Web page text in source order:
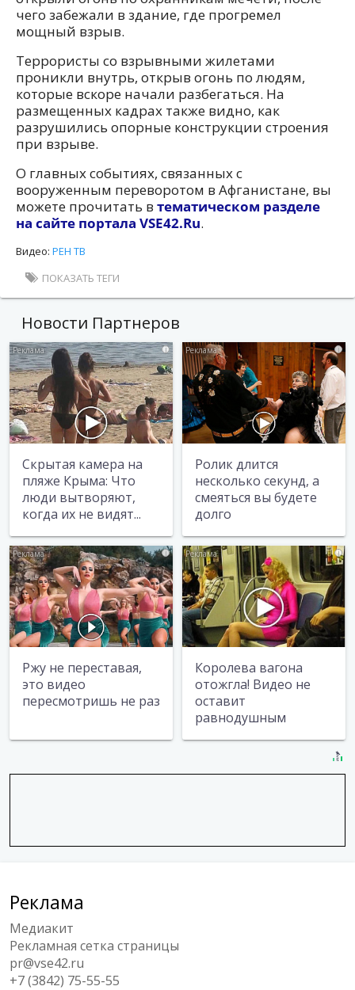
чего забежали в здание, где прогремел
мощный взрыв.
Террористы со взрывными жилетами
проникли внутрь, открыв огонь по людям,
которые вскоре начали разбегаться. На
размещенных кадрах также видно, как
разрушились опорные конструкции строения
при взрыве.
О главных событиях, связанных с
вооруженным переворотом в Афганистане, вы
можете прочитать в тематическом разделе
на сайте портала VSE42.Ru.
Видео: РЕН ТВ
ПОКАЗАТЬ ТЕГИ
Новости Партнеров
i
Скрытая камера на
пляже Крыма: Что
люди вытворяют,
когда их не видят...
i
Ролик длится
несколько секунд, а
смеяться вы будете
долго
i
Ржу не переставая,
это видео
пересмотришь не раз
i
Королева вагона
отожгла! Видео не
оставит
равнодушным
Реклама
Медиакит
Рекламная сетка страницы
pr@vse42.ru
+7 (3842) 75-55-55